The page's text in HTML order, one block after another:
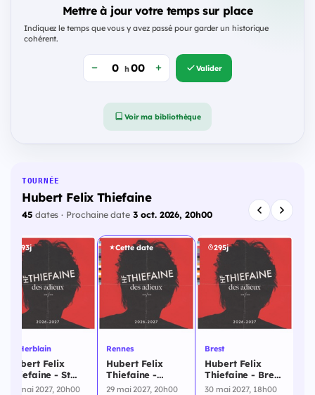
Mettre à jour votre temps sur place
Indiquez le temps que vous y avez passé pour garder un historique
cohérent.
h Valider
Voir ma bibliothèque
TOURNÉE
Hubert Felix Thiefaine
45dates · Prochaine date3 oct. 2026, 20h00
293j
St Herblain
Hubert Felix
Thiefaine - St
Herblain - 28
28 mai 2027, 20h00
Cette date
Rennes
Hubert Felix
Thiefaine -
Rennes - 29 mai
29 mai 2027, 20h00
295j
Brest
Hubert Felix
Thiefaine - Brest
- 30 mai 2027
30 mai 2027, 18h00